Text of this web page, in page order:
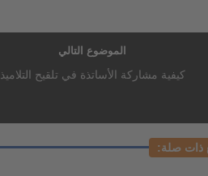
الموضوع التالي
كيفية مشاركة الأساتذة في تلقيح التلاميذ
ذات صلة: